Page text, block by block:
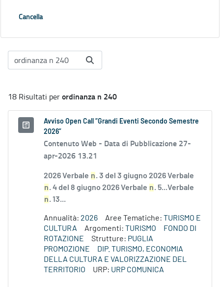
Cancella
18 Risultati perordinanza n 240
Avviso Open Call “Grandi Eventi Secondo Semestre
2026”
Contenuto Web - Data di Pubblicazione 27-
apr-2026 13.21
2026 Verbale n. 3 del 3 giugno 2026 Verbale
n. 4 del 8 giugno 2026 Verbale n. 5...Verbale
n. 13...
Annualità: 2026 Aree Tematiche: TURISMO E
CULTURA
Argomenti: TURISMO
FONDO DI
ROTAZIONE
Strutture: PUGLIA
PROMOZIONE
DIP. TURISMO, ECONOMIA
DELLA CULTURA E VALORIZZAZIONE DEL
TERRITORIO
URP: URP COMUNICA